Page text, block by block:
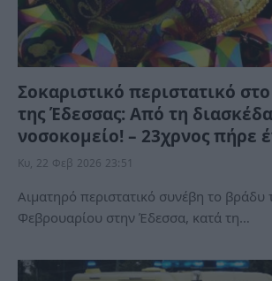
Σοκαριστικό περιστατικό
της Έδεσσας: Από τη
νοσοκομείο! – 23χρνος πήρε
Κυ, 22 Φεβ 2026 23:51
Αιματηρό περιστατικό συνέβη το βράδυ
Φεβρουαρίου στην Έδεσσα, κατά τη…